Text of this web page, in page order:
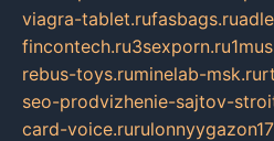
viagra-tablet.rufasbags.ru
fincontech.ru3sexporn.ru
rebus-toys.ruminelab-msk.ru
seo-prodvizhenie-sajtov-
card-voice.ru